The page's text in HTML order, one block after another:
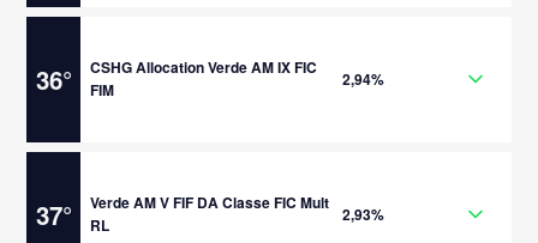
36°
CSHG Allocation Verde AM IX FIC
FIM
2,94%
37°
Verde AM V FIF DA Classe FIC Mult
RL
2,93%